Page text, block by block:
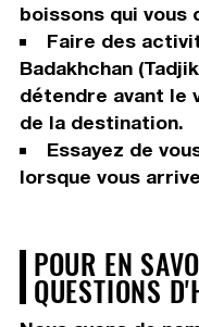
boissons qui vous
Faire des
Badakhchan
détendre avant le
de la destination.
Essayez de
lorsque vous
POUR EN
QUESTIONS